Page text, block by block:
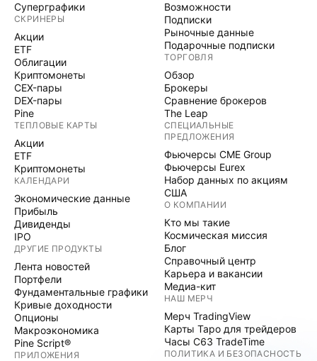
Суперграфики
СКРИНЕРЫ
Акции
ETF
Облигации
Криптомонеты
CEX-пары
DEX-пары
Pine
ТЕПЛОВЫЕ КАРТЫ
Акции
ETF
Криптомонеты
КАЛЕНДАРИ
Экономические данные
Прибыль
Дивиденды
IPO
ДРУГИЕ ПРОДУКТЫ
Лента новостей
Портфели
Фундаментальные графики
Кривые доходности
Опционы
Макроэкономика
Pine Script®
ПРИЛОЖЕНИЯ
Возможности
Подписки
Рыночные данные
Подарочные подписки
ТОРГОВЛЯ
Обзор
Брокеры
Сравнение брокеров
The Leap
СПЕЦИАЛЬНЫЕ
ПРЕДЛОЖЕНИЯ
Фьючерсы CME Group
Фьючерсы Eurex
Набор данных по акциям
США
О КОМПАНИИ
Кто мы такие
Космическая миссия
Блог
Справочный центр
Карьера и вакансии
Медиа-кит
НАШ МЕРЧ
Мерч TradingView
Карты Таро для трейдеров
Часы C63 TradeTime
ПОЛИТИКА И БЕЗОПАСНОСТЬ